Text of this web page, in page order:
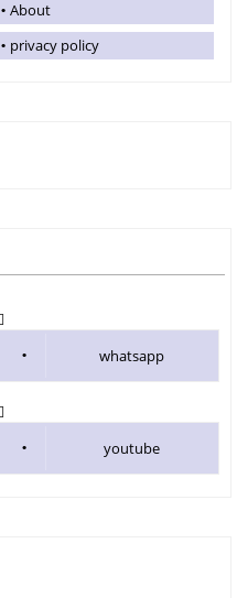
About
privacy policy
whatsapp
youtube